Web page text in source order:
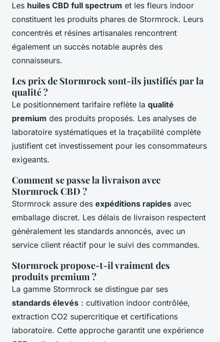
Les huiles CBD full spectrum et les fleurs indoor
constituent les produits phares de Stormrock. Leurs
concentrés et résines artisanales rencontrent
également un succès notable auprès des
connaisseurs.
Les prix de Stormrock sont-ils justifiés par la
qualité ?
Le positionnement tarifaire reflète la qualité
premium des produits proposés. Les analyses de
laboratoire systématiques et la traçabilité complète
justifient cet investissement pour les consommateurs
exigeants.
Comment se passe la livraison avec
Stormrock CBD ?
Stormrock assure des expéditions rapides avec
emballage discret. Les délais de livraison respectent
généralement les standards annoncés, avec un
service client réactif pour le suivi des commandes.
Stormrock propose-t-il vraiment des
produits premium ?
La gamme Stormrock se distingue par ses
standards élevés : cultivation indoor contrôlée,
extraction CO2 supercritique et certifications
laboratoire. Cette approche garantit une expérience